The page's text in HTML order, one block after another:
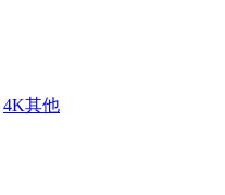
4K其他